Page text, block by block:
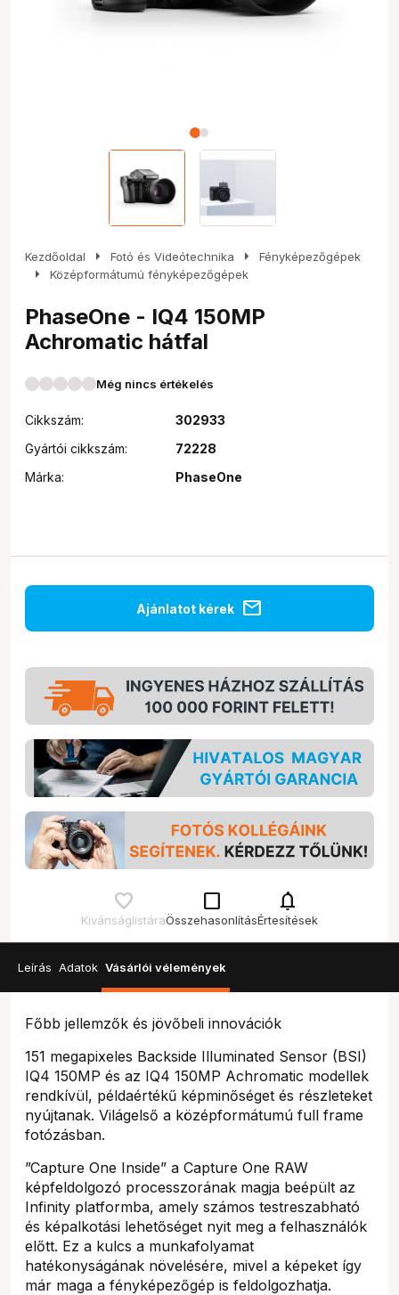
Kezdőoldal arrow_right Fotó és Videótechnika arrow_right Fényképezőgépek
arrow_right Középformátumú fényképezőgépek
PhaseOne - IQ4 150MP
Achromatic hátfal
Még nincs értékelés
Cikkszám:
302933
Gyártói cikkszám:
72228
Márka:
PhaseOne
Ajánlatot kérek mail
Kívánságlistára
check_box_outline_blank
Összehasonlítás
notifications
Értesítések
Leírás Adatok Vásárlói vélemények
Főbb jellemzők és jövőbeli innovációk
151 megapixeles Backside Illuminated Sensor (BSI)
IQ4 150MP és az IQ4 150MP Achromatic modellek
rendkívül, példaértékű képminőséget és részleteket
nyújtanak. Világelső a középformátumú full frame
fotózásban.
”Capture One Inside” a Capture One RAW
képfeldolgozó processzorának magja beépült az
Infinity platformba, amely számos testreszabható
és képalkotási lehetőséget nyit meg a felhasználók
előtt. Ez a kulcs a munkafolyamat
hatékonyságának növelésére, mivel a képeket így
már maga a fényképezőgép is feldolgozhatja.